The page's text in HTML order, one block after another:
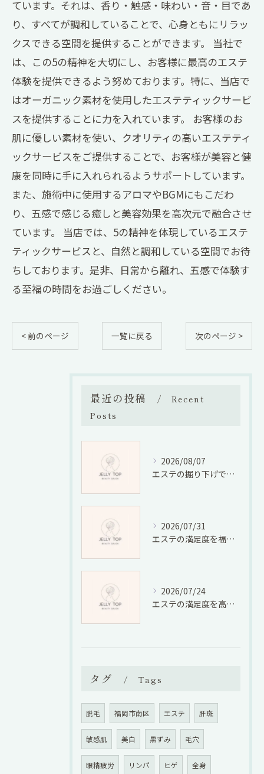
ています。それは、香り・触感・味わい・音・目であ
り、すべてが調和していることで、心身ともにリラッ
クスできる空間を提供することができます。 当社で
は、この5の精神を大切にし、お客様に最高のエステ
体験を提供できるよう努めております。特に、当店で
はオーガニック素材を使用したエステティックサービ
スを提供することに力を入れています。 お客様のお
肌に優しい素材を使い、クオリティの高いエステティ
ックサービスをご提供することで、お客様が美容と健
康を同時に手に入れられるようサポートしています。
また、施術中に使用するアロマやBGMにもこだわ
り、五感で感じる癒しと美容効果を高次元で融合させ
ています。 当店では、5の精神を体現しているエステ
ティックサービスと、自然と調和している空間でお待
ちしております。是非、日常から離れ、五感で体験す
る至福の時間をお過ごしください。
< 前のページ 一覧に戻る 次のページ >
最近の投稿
Recent
Posts
2026/08/07
エステの掘り下げで業界の将来性と仕事の適性廃業リスクを徹底検証
2026/07/31
エステの満足度を福岡県福岡市宮若市で徹底比較しコスパと口コミから選ぶ方法
2026/07/24
エステの満足度を高める選び方と効果実感のための具体的ポイント
タグ Tags
脱毛 福岡市南区 エステ 肝斑
敏感肌 美白 黒ずみ 毛穴
眼精疲労 リンパ ヒゲ 全身